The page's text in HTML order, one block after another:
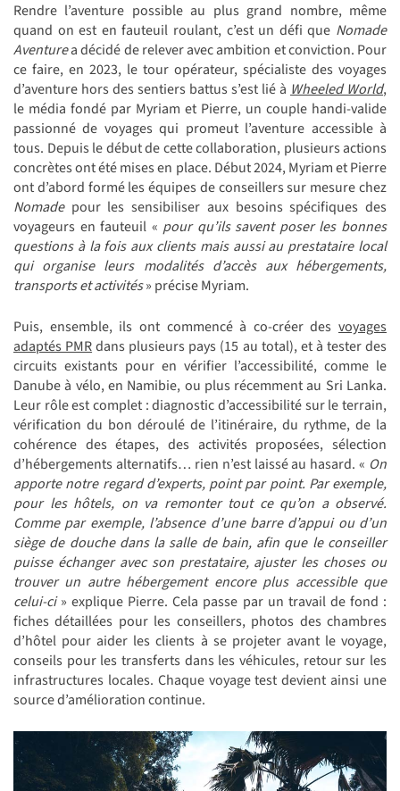
Rendre l’aventure possible au plus grand nombre, même
quand on est en fauteuil roulant, c’est un défi que Nomade
Aventurea décidé de relever avec ambition et conviction. Pour
ce faire, en 2023, le tour opérateur, spécialiste des voyages
d’aventure hors des sentiers battus s’est lié à Wheeled World,
le média fondé par Myriam et Pierre, un couple handi-valide
passionné de voyages qui promeut l’aventure accessible à
tous. Depuis le début de cette collaboration, plusieurs actions
concrètes ont été mises en place. Début 2024, Myriam et Pierre
ont d’abord formé les équipes de conseillers sur mesure chez
Nomadepour les sensibiliser aux besoins spécifiques des
voyageurs en fauteuil « pour qu’ils savent poser les bonnes
questions à la fois aux clients mais aussi au prestataire local
qui organise leurs modalités d’accès aux hébergements,
transports et activités» précise Myriam.
Puis, ensemble, ils ont commencé à co-créer des voyages
adaptés PMRdans plusieurs pays (15 au total), et à tester des
circuits existants pour en vérifier l’accessibilité, comme le
Danube à vélo, en Namibie, ou plus récemment au Sri Lanka.
Leur rôle est complet : diagnostic d’accessibilité sur le terrain,
vérification du bon déroulé de l’itinéraire, du rythme, de la
cohérence des étapes, des activités proposées, sélection
d’hébergements alternatifs… rien n’est laissé au hasard. « On
apporte notre regard d’experts, point par point. Par exemple,
pour les hôtels, on va remonter tout ce qu’on a observé.
Comme par exemple, l’absence d’une barre d’appui ou d’un
siège de douche dans la salle de bain, afin que le conseiller
puisse échanger avec son prestataire, ajuster les choses ou
trouver un autre hébergement encore plus accessible que
celui-ci» explique Pierre. Cela passe par un travail de fond :
fiches détaillées pour les conseillers, photos des chambres
d’hôtel pour aider les clients à se projeter avant le voyage,
conseils pour les transferts dans les véhicules, retour sur les
infrastructures locales. Chaque voyage test devient ainsi une
source d’amélioration continue.